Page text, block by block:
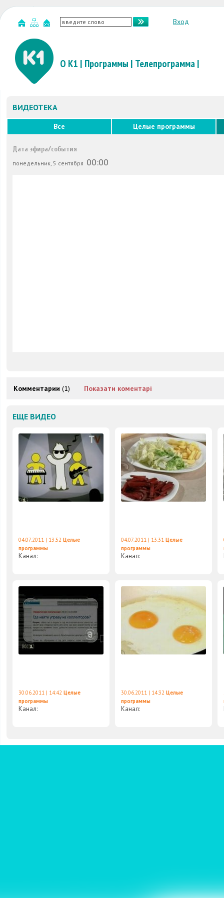
Вход
О К1 | Программы | Телепрограмма|
ВИДЕОТЕКА
Все Целые программы
Дата эфира/события
понедельник, 5 сентября 00:00
Комментарии (1) Показати коментарі
ЕЩЕ ВИДЕО
04.07.2011 | 13:52 Целые
программы
Канал:
04.07.2011 | 13:31 Целые
программы
Канал:
30.06.2011 | 14:42 Целые
программы
Канал:
30.06.2011 | 14:32 Целые
программы
Канал: